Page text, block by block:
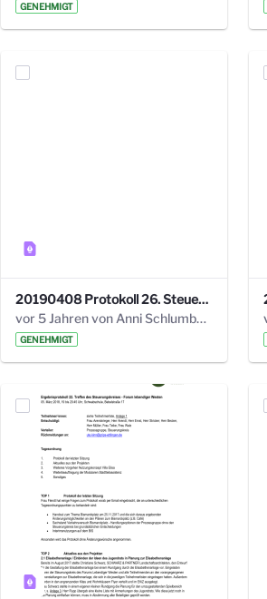
GENEHMIGT
20190408 Protokoll 26. Steuerungskreis.pdf
vor 5 Jahren von Anni Schlumberger
GENEHMIGT